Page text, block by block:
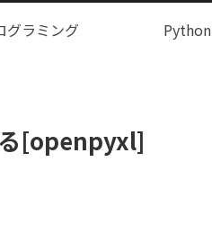
グラミング Python
[openpyxl]